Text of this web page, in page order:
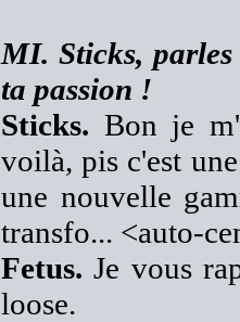
MI. Sticks, parles
ta passion !
Sticks. Bon je
voilà, pis c'est
une nouvelle
transfo... <auto-
Fetus. Je vous
loose.